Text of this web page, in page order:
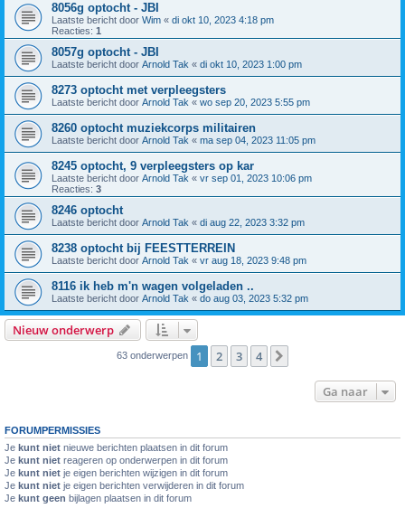
8056g optocht - JBI
Laatste bericht door Wim « di okt 10, 2023 4:18 pm
Reacties: 1
8057g optocht - JBI
Laatste bericht door Arnold Tak « di okt 10, 2023 1:00 pm
8273 optocht met verpleegsters
Laatste bericht door Arnold Tak « wo sep 20, 2023 5:55 pm
8260 optocht muziekcorps militairen
Laatste bericht door Arnold Tak « ma sep 04, 2023 11:05 pm
8245 optocht, 9 verpleegsters op kar
Laatste bericht door Arnold Tak « vr sep 01, 2023 10:06 pm
Reacties: 3
8246 optocht
Laatste bericht door Arnold Tak « di aug 22, 2023 3:32 pm
8238 optocht bij FEESTTERREIN
Laatste bericht door Arnold Tak « vr aug 18, 2023 9:48 pm
8116 ik heb m'n wagen volgeladen ..
Laatste bericht door Arnold Tak « do aug 03, 2023 5:32 pm
Nieuw onderwerp
63 onderwerpen 1 2 3 4
Ga naar
FORUMPERMISSIES
Je kunt niet nieuwe berichten plaatsen in dit forum
Je kunt niet reageren op onderwerpen in dit forum
Je kunt niet je eigen berichten wijzigen in dit forum
Je kunt niet je eigen berichten verwijderen in dit forum
Je kunt geen bijlagen plaatsen in dit forum